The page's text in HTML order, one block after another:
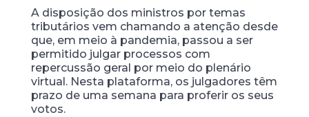
A disposição dos ministros por temas
tributários vem chamando a atenção desde
que, em meio à pandemia, passou a ser
permitido julgar processos com
repercussão geral por meio do plenário
virtual. Nesta plataforma, os julgadores têm
prazo de uma semana para proferir os seus
votos.